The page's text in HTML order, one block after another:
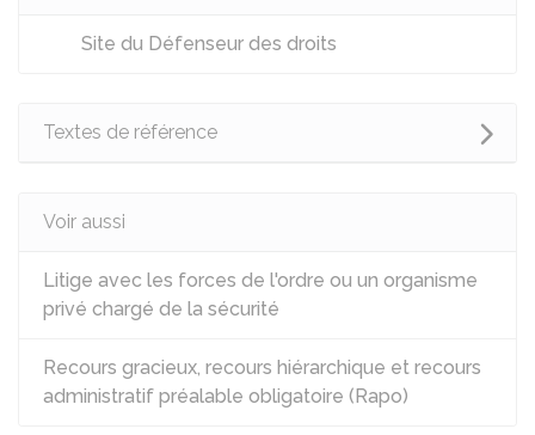
Site du Défenseur des droits
Textes de référence
Voir aussi
Litige avec les forces de l'ordre ou un organisme
privé chargé de la sécurité
Recours gracieux, recours hiérarchique et recours
administratif préalable obligatoire (Rapo)